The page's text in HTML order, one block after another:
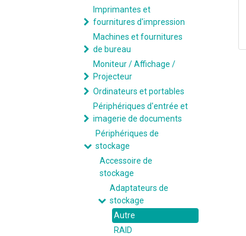
Imprimantes et
fournitures d'impression
Machines et fournitures
de bureau
Moniteur / Affichage /
Projecteur
Ordinateurs et portables
Périphériques d'entrée et
imagerie de documents
Périphériques de
stockage
Accessoire de
stockage
Adaptateurs de
stockage
Autre
RAID